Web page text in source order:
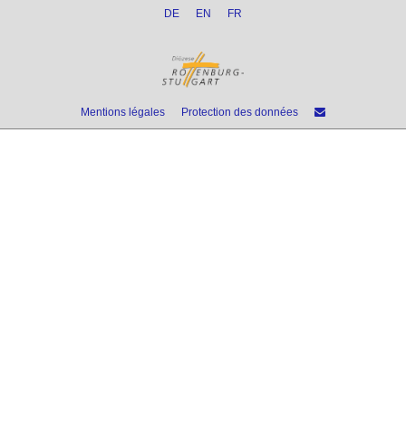
DE EN FR
Mentions légales Protection des données